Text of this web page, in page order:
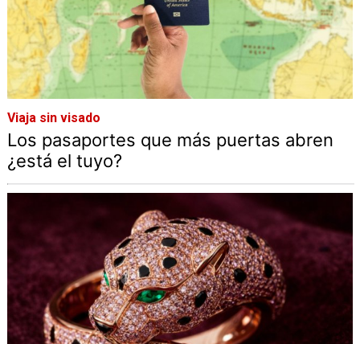
Viaja sin visado
Los pasaportes que más puertas abren
¿está el tuyo?